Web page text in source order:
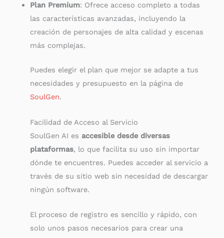
Plan Premium: Ofrece acceso completo a todas
las características avanzadas, incluyendo la
creación de personajes de alta calidad y escenas
más complejas.
Puedes elegir el plan que mejor se adapte a tus
necesidades y presupuesto en la página de
SoulGen.
Facilidad de Acceso al Servicio
SoulGen AI es accesible desde diversas
plataformas, lo que facilita su uso sin importar
dónde te encuentres. Puedes acceder al servicio a
través de su sitio web sin necesidad de descargar
ningún software.
El proceso de registro es sencillo y rápido, con
solo unos pasos necesarios para crear una